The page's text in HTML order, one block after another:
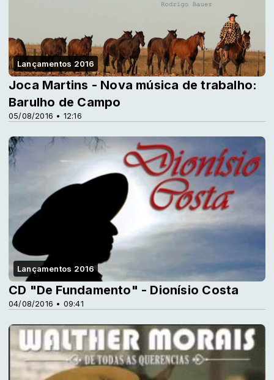
Lançamentos 2016
05/08/2016 • 12:16
Joca Martins - Nova música de trabalho:
Barulho de Campo
Lançamentos 2016
04/08/2016 • 09:41
CD "De Fundamento" - Dionísio Costa